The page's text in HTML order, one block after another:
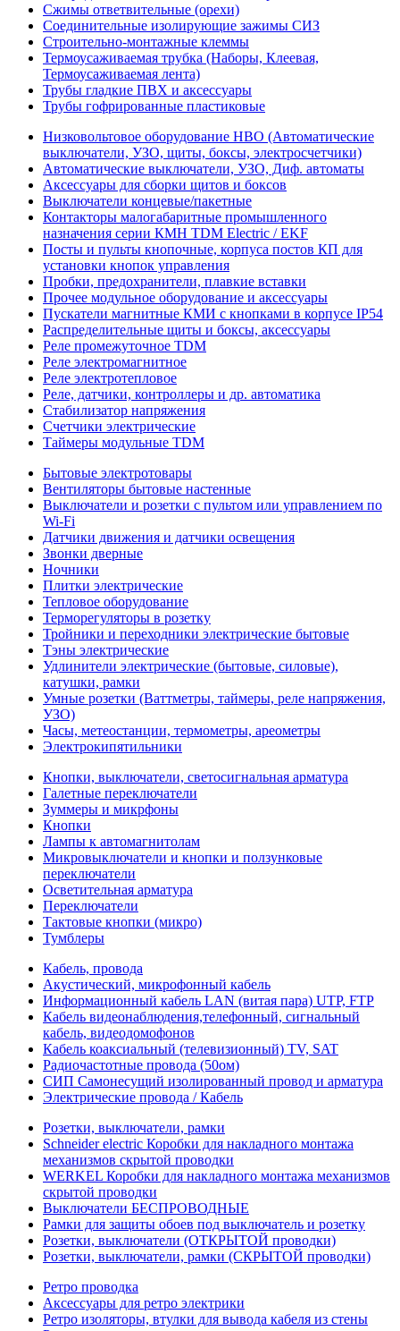
Сжимы ответвительные (орехи)
Соединительные изолирующие зажимы СИЗ
Строительно-монтажные клеммы
Термоусаживаемая трубка (Наборы, Клеевая,
Термоусаживаемая лента)
Трубы гладкие ПВХ и аксессуары
Трубы гофрированные пластиковые
Низковольтовое оборудование НВО (Автоматические
выключатели, УЗО, щиты, боксы, электросчетчики)
Автоматические выключатели, УЗО, Диф. автоматы
Аксессуары для сборки щитов и боксов
Выключатели концевые/пакетные
Контакторы малогабаритные промышленного
назначения серии КМН TDM Electric / EKF
Посты и пульты кнопочные, корпуса постов КП для
установки кнопок управления
Пробки, предохранители, плавкие вставки
Прочее модульное оборудование и аксессуары
Пускатели магнитные КМИ с кнопками в корпусе IP54
Распределительные щиты и боксы, аксессуары
Реле промежуточное TDM
Реле электромагнитное
Реле электротепловое
Реле, датчики, контроллеры и др. автоматика
Стабилизатор напряжения
Счетчики электрические
Таймеры модульные TDM
Бытовые электротовары
Вентиляторы бытовые настенные
Выключатели и розетки с пультом или управлением по
Wi-Fi
Датчики движения и датчики освещения
Звонки дверные
Ночники
Плитки электрические
Тепловое оборудование
Терморегуляторы в розетку
Тройники и переходники электрические бытовые
Тэны электрические
Удлинители электрические (бытовые, силовые),
катушки, рамки
Умные розетки (Ваттметры, таймеры, реле напряжения,
УЗО)
Часы, метеостанции, термометры, ареометры
Электрокипятильники
Кнопки, выключатели, светосигнальная арматура
Галетные переключатели
Зуммеры и микрфоны
Кнопки
Лампы к автомагнитолам
Микровыключатели и кнопки и ползунковые
переключатели
Осветительная арматура
Переключатели
Тактовые кнопки (микро)
Тумблеры
Кабель, провода
Акустический, микрофонный кабель
Информационный кабель LAN (витая пара) UTP, FTP
Кабель видеонаблюдения,телефонный, сигнальный
кабель, видеодомофонов
Кабель коаксиальный (телевизионный) TV, SAT
Радиочастотные провода (50ом)
СИП Самонесущий изолированный провод и арматура
Электрические провода / Кабель
Розетки, выключатели, рамки
Schneider electric Коробки для накладного монтажа
механизмов скрытой проводки
WERKEL Коробки для накладного монтажа механизмов
скрытой проводки
Выключатели БЕСПРОВОДНЫЕ
Рамки для защиты обоев под выключатель и розетку
Розетки, выключатели (ОТКРЫТОЙ проводки)
Розетки, выключатели, рамки (СКРЫТОЙ проводки)
Ретро проводка
Аксессуары для ретро электрики
Ретро изоляторы, втулки для вывода кабеля из стены